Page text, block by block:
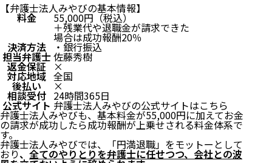
【弁護士法人みやびの基本情報】
料金 55,000円（税込）
＋残業代や退職金が請求できた
場合は成功報酬20％
決済方法 ・銀行振込
担当弁護士佐藤秀樹
返金保証 ×
対応地域 全国
後払い ×
相談受付 24時間365日
公式サイト 弁護士法人みやびの公式サイトはこちら
弁護士法人みやびも、基本料金が55,000円に加えてお金
の請求が成功したら成功報酬が上乗せされる料金体系で
す。
弁護士法人みやびでは、「円満退職」をモットーとして
おり、全てのやりとりを弁護士に任せつつ、会社との波